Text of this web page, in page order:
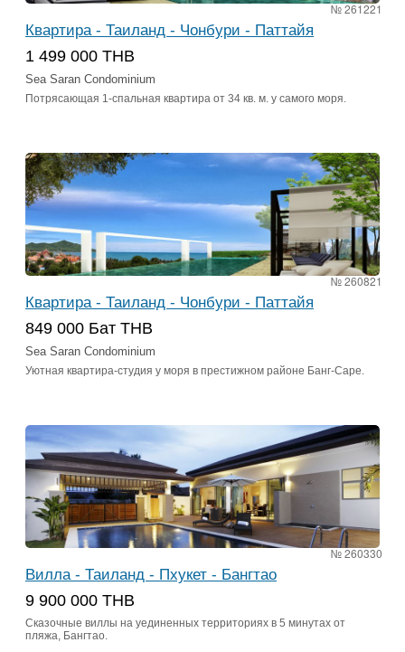
№ 261221
Квартира - Таиланд - Чонбури - Паттайя
1 499 000 THB
Sea Saran Condominium
Потрясающая 1-спальная квартира от 34 кв. м. у самого моря.
№ 260821
Квартира - Таиланд - Чонбури - Паттайя
849 000 Бат THB
Sea Saran Condominium
Уютная квартира-студия у моря в престижном районе Банг-Саре.
№ 260330
Вилла - Таиланд - Пхукет - Бангтао
9 900 000 THB
Сказочные виллы на уединенных территориях в 5 минутах от
пляжа, Бангтао.